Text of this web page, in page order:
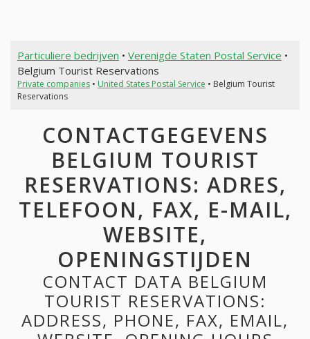
Particuliere bedrijven • Verenigde Staten Postal Service •
Belgium Tourist Reservations
Private companies• United States Postal Service • Belgium Tourist
Reservations
CONTACTGEGEVENS
BELGIUM TOURIST
RESERVATIONS: ADRES,
TELEFOON, FAX, E-MAIL,
WEBSITE,
OPENINGSTIJDEN
CONTACT DATA BELGIUM
TOURIST RESERVATIONS:
ADDRESS, PHONE, FAX, EMAIL,